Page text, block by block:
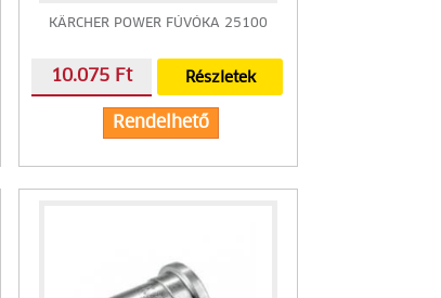
KÄRCHER POWER FÚVÓKA 25100
10.075 Ft Részletek
Rendelhető